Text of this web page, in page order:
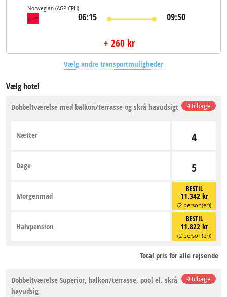
Norwegian (AGP-CPH)
06:15 09:50
+ 260 kr
Vælg andre transportmuligheder
Vælg hotel
9 tilbage
Dobbeltværelse med balkon/terrasse og skrå havudsigt
4
Nætter
5
Dage
BESTIL
11.342 kr
(2 person(er))
Morgenmad
BESTIL
11.822 kr
(2 person(er))
Halvpension
Total pris for alle rejsende
9 tilbage
Dobbeltværelse Superior, balkon/terrasse, pool el. skrå
havudsig